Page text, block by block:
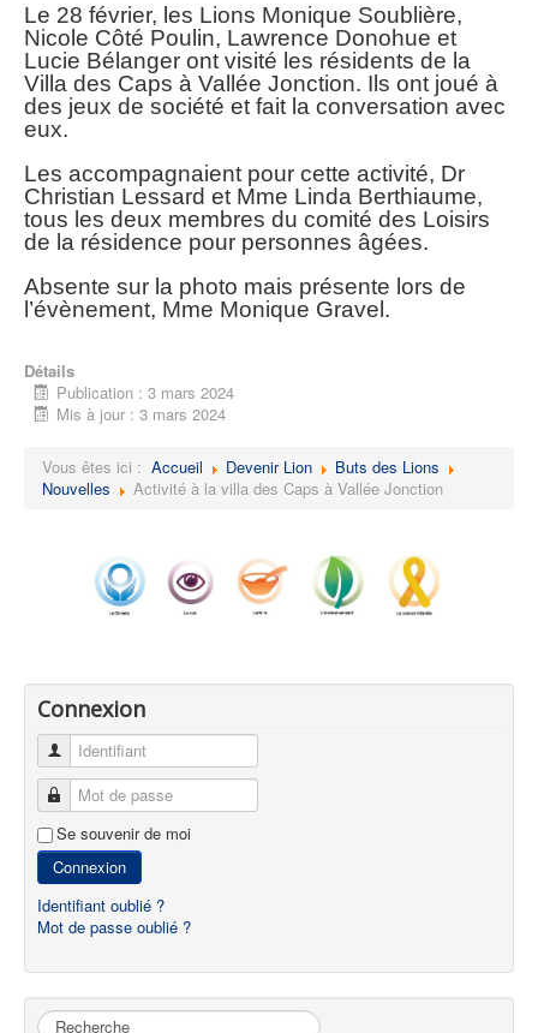
Le 28 février, les Lions Monique Soublière,
Nicole Côté Poulin, Lawrence Donohue et
Lucie Bélanger ont visité les résidents de la
Villa des Caps à Vallée Jonction. Ils ont joué à
des jeux de société et fait la conversation avec
eux.
Les accompagnaient pour cette activité, Dr
Christian Lessard et Mme Linda Berthiaume,
tous les deux membres du comité des Loisirs
de la résidence pour personnes âgées.
Absente sur la photo mais présente lors de
l’évènement, Mme Monique Gravel.
Détails
Publication : 3 mars 2024
Mis à jour : 3 mars 2024
Vous êtes ici : Accueil Devenir Lion
Buts des Lions
Nouvelles
Activité à la villa des Caps à Vallée Jonction
Connexion
Identifiant
Mot de passe
Se souvenir de moi
Connexion
Identifiant oublié ?
Mot de passe oublié ?
Rechercher